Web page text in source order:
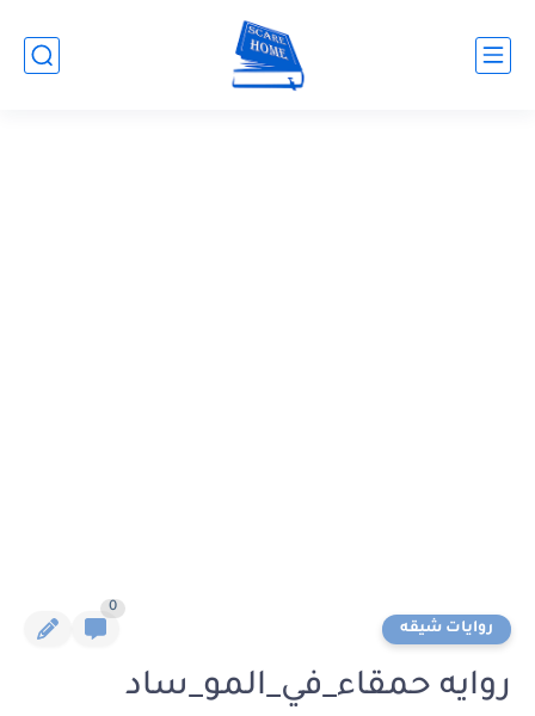
روايات شيقه
0
روايه حمقاء_في_المو_ساد